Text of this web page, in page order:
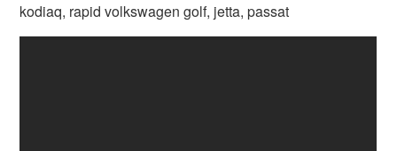
kodiaq, rapid volkswagen golf, jetta, passat